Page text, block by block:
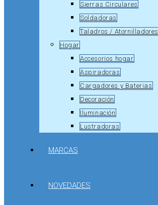
Sierras Circulares
Soldadoras
Taladros / Atornilladores
Hogar
Accesorios hogar
Aspiradoras
Cargadores y Baterias
Decoración
Iluminación
Lustradoras
MARCAS
NOVEDADES